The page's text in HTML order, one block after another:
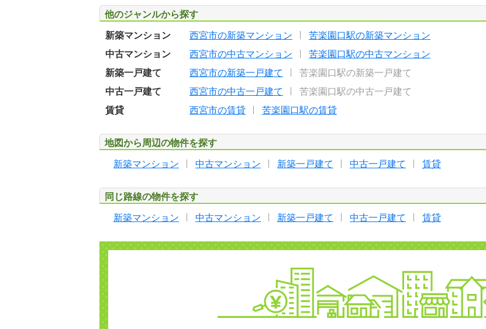
他のジャンルから探す
新築マンション 西宮市の新築マンション
苦楽園口駅の新築マンション
中古マンション
西宮市の中古マンション
苦楽園口駅の中古マンション
新築一戸建て
西宮市の新築一戸建て
苦楽園口駅の新築一戸建て
中古一戸建て
西宮市の中古一戸建て
苦楽園口駅の中古一戸建て
賃貸
西宮市の賃貸 苦楽園口駅の賃貸
地図から周辺の物件を探す
新築マンション 中古マンション 新築一戸建て 中古一戸建て 賃貸
同じ路線の物件を探す
新築マンション 中古マンション 新築一戸建て 中古一戸建て 賃貸